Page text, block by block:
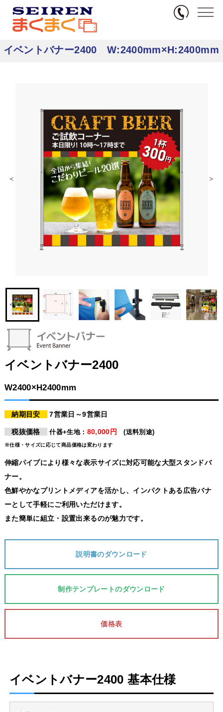
無料サンプル
TOP
商品カテゴリ一
商品一覧 イベントバ
ナー
イベントバナー2400 W:2400mm×H:2400mm
イベントバナー2400
W2400×H2400mm
納期目安 7営業日～9営業日
税抜価格 什器+生地： 80,000円 (送料別途)
※仕様・サイズに応じて商品価格は変わります
伸縮パイプにより様々な表示サイズに対応可能な大型スタンドバ
ナー。
色鮮やかなプリントメディアを活かし、インパクトある広告バナ
ーとして手軽にご利用いただけます。
また簡単に組立・設置出来るのが魅力です。
説明書のダウンロード
制作テンプレートのダウンロード
価格表
イベントバナー2400 基本仕様